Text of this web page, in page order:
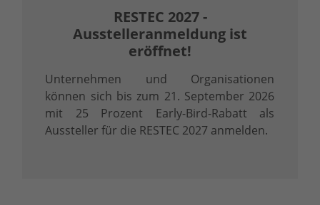
RESTEC 2027 -
Ausstelleranmeldung ist
eröffnet!
Unternehmen und Organisationen
können sich bis zum 21. September 2026
mit 25 Prozent Early-Bird-Rabatt als
Aussteller für die RESTEC 2027 anmelden.